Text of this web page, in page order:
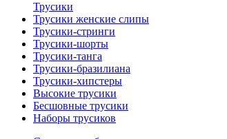
Трусики
Трусики женские слипы
Трусики-стринги
Трусики-шорты
Трусики-танга
Трусики-бразилиана
Трусики-хипстеры
Высокие трусики
Бесшовные трусики
Наборы трусиков